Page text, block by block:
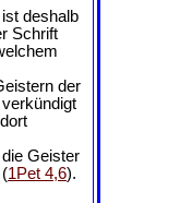
deshalb
Schrift
der
Geister
1Pet 4,6).